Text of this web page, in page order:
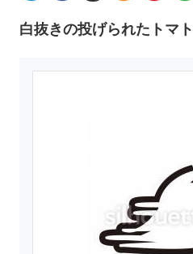
白抜きの投げられたトマト